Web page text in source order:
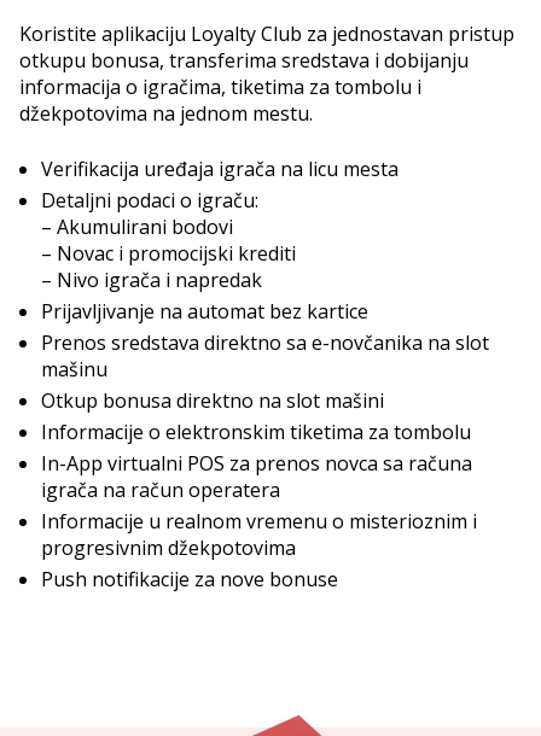
Koristite aplikaciju Loyalty Club za jednostavan pristup
otkupu bonusa, transferima sredstava i dobijanju
informacija o igračima, tiketima za tombolu i
džekpotovima na jednom mestu.
Verifikacija uređaja igrača na licu mesta
Detaljni podaci o igraču:
– Akumulirani bodovi
– Novac i promocijski krediti
– Nivo igrača i napredak
Prijavljivanje na automat bez kartice
Prenos sredstava direktno sa e-novčanika na slot
mašinu
Otkup bonusa direktno na slot mašini
Informacije o elektronskim tiketima za tombolu
In-App virtualni POS za prenos novca sa računa
igrača na račun operatera
Informacije u realnom vremenu o misterioznim i
progresivnim džekpotovima
Push notifikacije za nove bonuse